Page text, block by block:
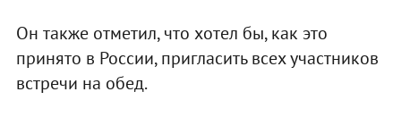
Он также отметил, что хотел бы, как это
принято в России, пригласить всех участников
встречи на обед.